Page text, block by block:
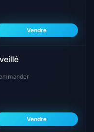
Vendre
Vendre